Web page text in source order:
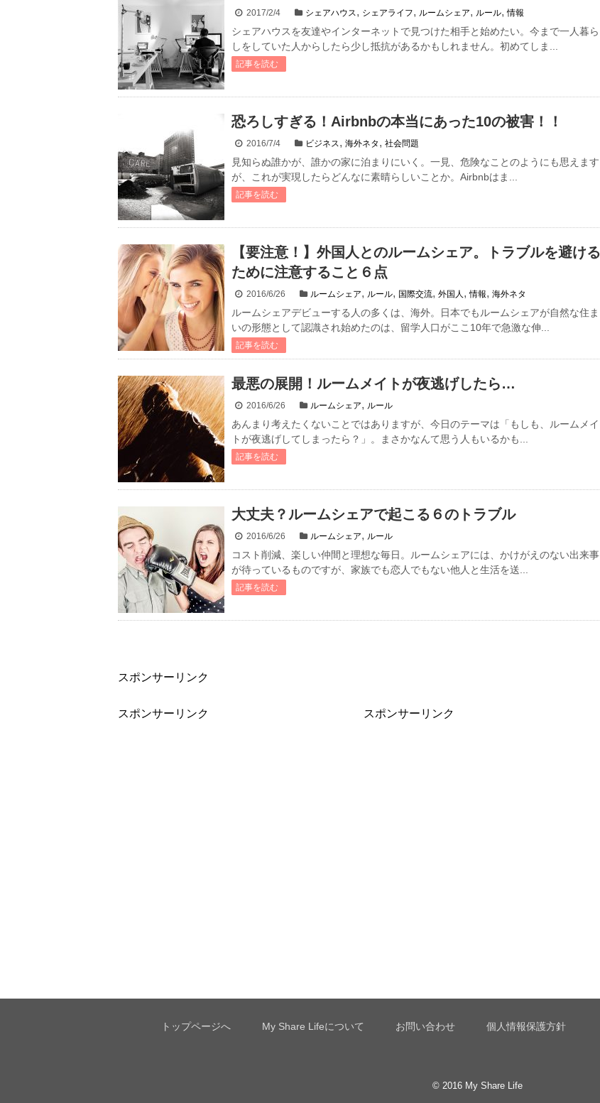
2017/2/4 シェアハウス, シェアライフ, ルームシェア, ルール,情報
シェアハウスを友達やインターネットで見つけた相手と始めたい。今まで一人暮ら
しをしていた人からしたら少し抵抗があるかもしれません。初めてしま...
記事を読む
恐ろしすぎる！Airbnbの本当にあった10の被害！！
2016/7/4 ビジネス,海外ネタ ,社会問題
見知らぬ誰かが、誰かの家に泊まりにいく。一見、危険なことのようにも思えます
が、これが実現したらどんなに素晴らしいことか。Airbnbはま...
記事を読む
【要注意！】外国人とのルームシェア。トラブルを避ける
ために注意すること６点
2016/6/26 ルームシェア, ルール, 国際交流,外国人 ,情報,海外ネタ
ルームシェアデビューする人の多くは、海外。日本でもルームシェアが自然な住ま
いの形態として認識され始めたのは、留学人口がここ10年で急激な伸...
記事を読む
最悪の展開！ルームメイトが夜逃げしたら…
2016/6/26 ルームシェア, ルール
あんまり考えたくないことではありますが、今日のテーマは「もしも、ルームメイ
トが夜逃げしてしまったら？」。まさかなんて思う人もいるかも...
記事を読む
大丈夫？ルームシェアで起こる６のトラブル
2016/6/26 ルームシェア, ルール
コスト削減、楽しい仲間と理想な毎日。ルームシェアには、かけがえのない出来事
が待っているものですが、家族でも恋人でもない他人と生活を送...
記事を読む
スポンサーリンク
スポンサーリンク スポンサーリンク
トップページへ My Share Lifeについて お問い合わせ 個人情報保護方針
© 2016 My Share Life